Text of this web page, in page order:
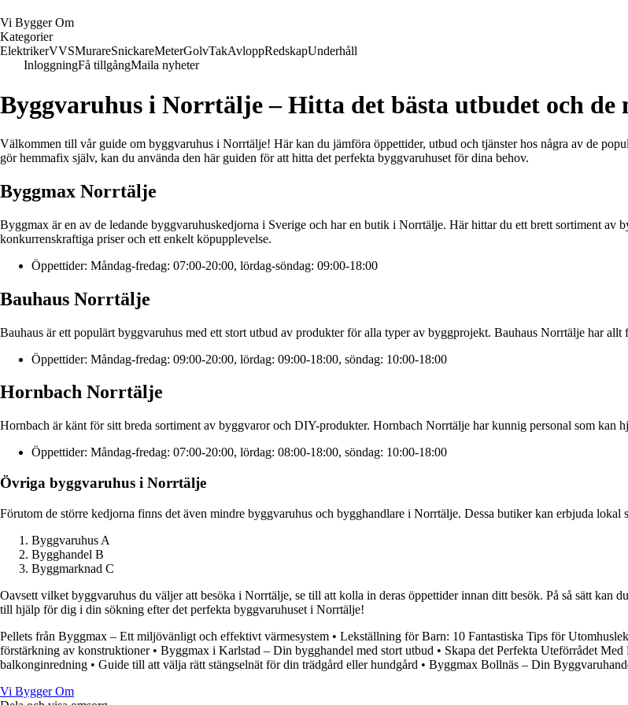
Vi Bygger Om
Kategorier
ElektrikerVVSMurareSnickareMeterGolvTakAvloppRedskapUnderhåll
InloggningFå tillgångMaila nyheter
Byggvaruhus i Norrtälje – Hitta det bästa utbudet och
Välkommen till vår guide om byggvaruhus i Norrtälje! Här kan du jämföra öppettider, utbud och tjänster hos några av de
gör hemmafix själv, kan du använda den här guiden för att hitta det perfekta byggvaruhuset för dina behov.
Byggmax Norrtälje
Byggmax är en av de ledande byggvaruhuskedjorna i Sverige och har en butik i Norrtälje. Här hittar du ett brett sortiment
konkurrenskraftiga priser och ett enkelt köpupplevelse.
Öppettider: Måndag-fredag: 07:00-20:00, lördag-söndag: 09:00-18:00
Bauhaus Norrtälje
Bauhaus är ett populärt byggvaruhus med ett stort utbud av produkter för alla typer av byggprojekt. Bauhaus Norrtälje har
Öppettider: Måndag-fredag: 09:00-20:00, lördag: 09:00-18:00, söndag: 10:00-18:00
Hornbach Norrtälje
Hornbach är känt för sitt breda sortiment av byggvaror och DIY-produkter. Hornbach Norrtälje har kunnig personal som kan
Öppettider: Måndag-fredag: 07:00-20:00, lördag: 08:00-18:00, söndag: 10:00-18:00
Övriga byggvaruhus i Norrtälje
Förutom de större kedjorna finns det även mindre byggvaruhus och bygghandlare i Norrtälje. Dessa butiker kan erbjuda lokal
Byggvaruhus A
Bygghandel B
Byggmarknad C
Oavsett vilket byggvaruhus du väljer att besöka i Norrtälje, se till att kolla in deras öppettider innan ditt besök. På så sätt kan
till hjälp för dig i din sökning efter det perfekta byggvaruhuset i Norrtälje!
Pellets från Byggmax – Ett miljövänligt och effektivt värmesystem • Lekställning för Barn: 10 Fantastiska Tips för Utomhuslek
förstärkning av konstruktioner• Byggmax i Karlstad – Din bygghandel med stort utbud • Skapa det Perfekta Uteförrådet Med
balkonginredning • Guide till att välja rätt stängselnät för din trädgård eller hundgård • Byggmax Bollnäs – Din
Vi Bygger Om